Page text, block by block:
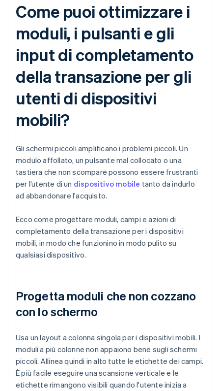
Come puoi ottimizzare i
moduli, i pulsanti e gli
input di completamento
della transazione per gli
utenti di dispositivi
mobili?
Gli schermi piccoli amplificano i problemi piccoli. Un
modulo affollato, un pulsante mal collocato o una
tastiera che non scompare possono essere frustranti
per l’utente di un dispositivo mobile tanto da indurlo
ad abbandonare l'acquisto.
Ecco come progettare moduli, campi e azioni di
completamento della transazione per i dispositivi
mobili, in modo che funzionino in modo pulito su
qualsiasi dispositivo.
Progetta moduli che non cozzano
con lo schermo
Usa un layout a colonna singola per i dispositivi mobili. I
moduli a più colonne non appaiono bene sugli schermi
piccoli. Allinea quindi in alto tutte le etichette dei campi.
È più facile eseguire una scansione verticale e le
etichette rimangono visibili quando l'utente inizia a